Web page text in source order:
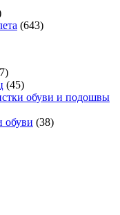
(643)
(45)
обуви и подошвы
обуви (38)